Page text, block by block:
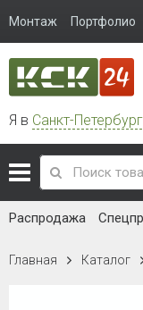
Монтаж Портфолио
Я в Санкт-
Распродажа
Главная Каталог